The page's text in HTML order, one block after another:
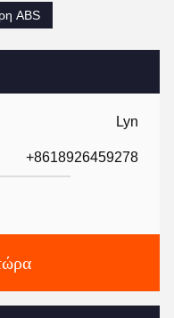
Lyn
+8618926459278
ABS